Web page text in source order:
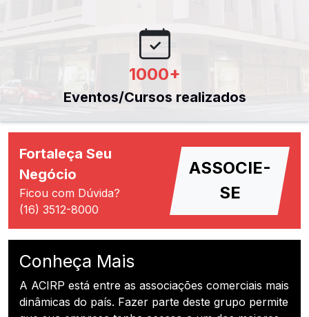
1000+
Eventos/Cursos realizados
Fortaleça Seu
Negócio
Ficou com Dúvida?
(16) 3512-8000
ASSOCIE-
SE
Conheça Mais
A ACIRP está entre as associações comerciais mais
dinâmicas do país. Fazer parte deste grupo permite